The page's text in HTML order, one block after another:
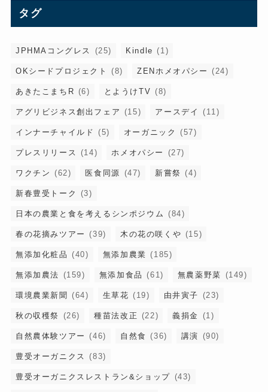
タグ
JPHMAコングレス (25) Kindle (1)
OKシードプロジェクト (8) ZENホメオパシー (24)
あきたこまちR (6) とようけTV (8)
アグリビジネス創出フェア (15) アースデイ (11)
インナーチャイルド (5) オーガニック (57)
プレスリリース (14) ホメオパシー (27)
ワクチン (62) 医食同源 (47) 新嘗祭 (4)
新春豊受トーク (3)
日本の農業と食を考えるシンポジウム (84)
春の花摘みツアー (39) 木の花の咲くや (15)
無添加化粧品 (40) 無添加農業 (185)
無添加農法 (159) 無添加食品 (61) 無農薬野菜 (149)
環境農業新聞 (64) 生草花 (19) 由井寅子 (23)
秋の収穫祭 (26) 種苗法改正 (22) 義捐金 (1)
自然農体験ツアー (46) 自然食 (36) 講演 (90)
豊受オーガニクス (83)
豊受オーガニクスレストラン&ショップ (43)